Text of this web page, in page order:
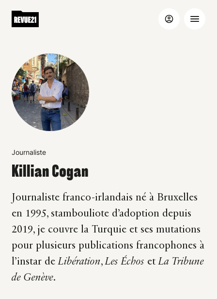
Journaliste
Killian Cogan
Journaliste franco-irlandais né à Bruxelles
en 1995, stambouliote d’adoption depuis
2019, je couvre la Turquie et ses mutations
pour plusieurs publications francophones à
l’instar deLibération,Les Échos etLa Tribune
de Genève.